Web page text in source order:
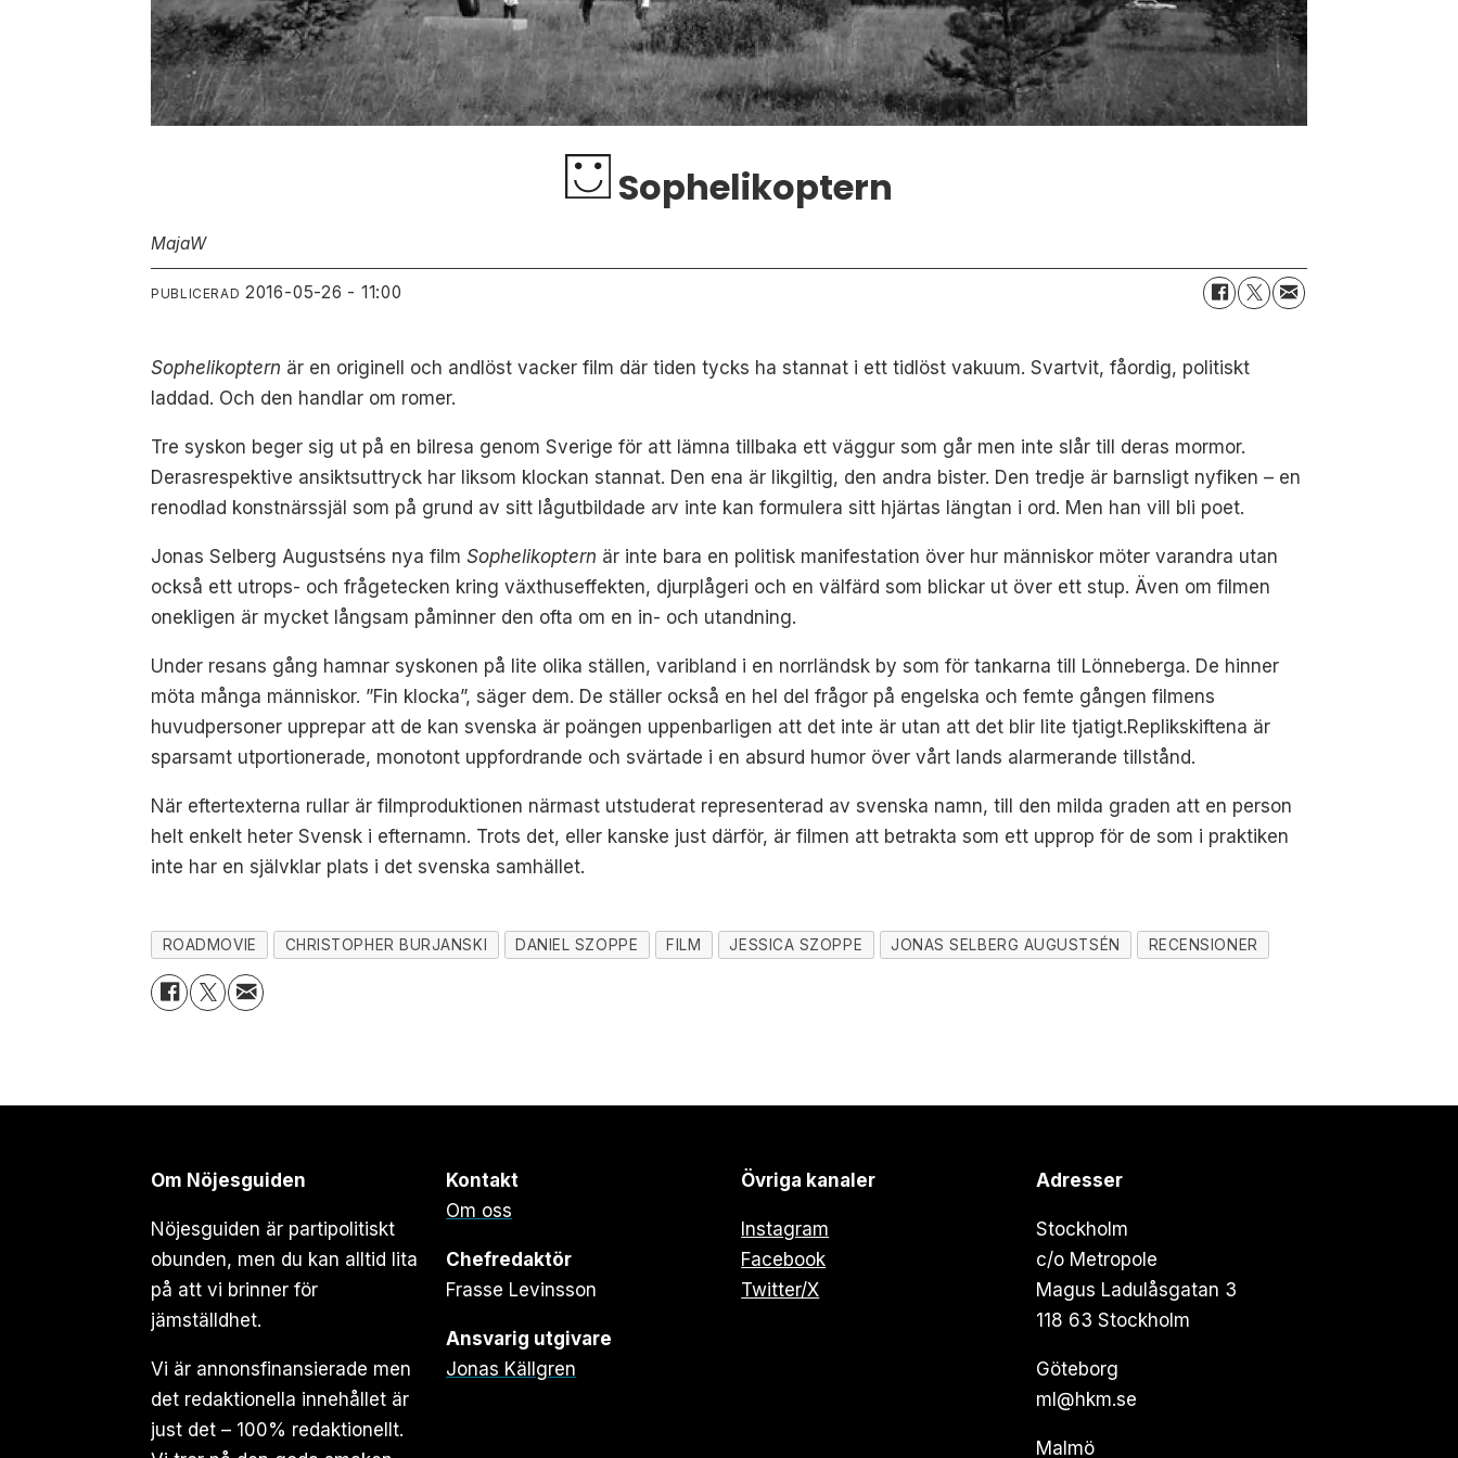
Sophelikoptern
MajaW
PUBLICERAD 2016-05-26 - 11:00
Sophelikoptern är en originell och andlöst vacker film där tiden tycks ha stannat i ett tidlöst vakuum. Svartvit, fåordig, politiskt
laddad. Och den handlar om romer.
Tre syskon beger sig ut på en bilresa genom Sverige för att lämna tillbaka ett väggur som går men inte slår till deras mormor.
Derasrespektive ansiktsuttryck har liksom klockan stannat. Den ena är likgiltig, den andra bister. Den tredje är barnsligt nyfiken – en
renodlad konstnärssjäl som på grund av sitt lågutbildade arv inte kan formulera sitt hjärtas längtan i ord. Men han vill bli poet.
Jonas Selberg Augustséns nya filmSophelikoptern är inte bara en politisk manifestation över hur människor möter varandra utan
också ett utrops- och frågetecken kring växthuseffekten, djurplågeri och en välfärd som blickar ut över ett stup. Även om filmen
onekligen är mycket långsam påminner den ofta om en in- och utandning.
Under resans gång hamnar syskonen på lite olika ställen, varibland i en norrländsk by som för tankarna till Lönneberga. De hinner
möta många människor. ”Fin klocka”, säger dem. De ställer också en hel del frågor på engelska och femte gången filmens
huvudpersoner upprepar att de kan svenska är poängen uppenbarligen att det inte är utan att det blir lite tjatigt.Replikskiftena är
sparsamt utportionerade, monotont uppfordrande och svärtade i en absurd humor över vårt lands alarmerande tillstånd.
När eftertexterna rullar är filmproduktionen närmast utstuderat representerad av svenska namn, till den milda graden att en person
helt enkelt heter Svensk i efternamn. Trots det, eller kanske just därför, är filmen att betrakta som ett upprop för de som i praktiken
inte har en självklar plats i det svenska samhället.
ROADMOVIE CHRISTOPHER BURJANSKI DANIEL SZOPPE FILM JESSICA SZOPPE JONAS SELBERG AUGUSTSÉN RECENSIONER
Om Nöjesguiden
Nöjesguiden är partipolitiskt
obunden, men du kan alltid lita
på att vi brinner för
jämställdhet.
Vi är annonsfinansierade men
det redaktionella innehållet är
just det – 100% redaktionellt.
Kontakt
Om oss
Chefredaktör
Frasse Levinsson
Ansvarig utgivare
Jonas Källgren
Övriga kanaler
Instagram
Facebook
Twitter/X
Adresser
Stockholm
c/o Metropole
Magus Ladulåsgatan 3
118 63 Stockholm
Göteborg
ml@hkm.se
Malmö